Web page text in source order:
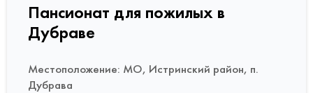
Пансионат для пожилых в
Дубраве
Местоположение: МО, Истринский район, п.
Дубрава